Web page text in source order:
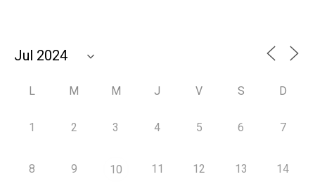
L M M J V S D
1 2 3 4 5 6 7
8 9 10 11 12 13 14